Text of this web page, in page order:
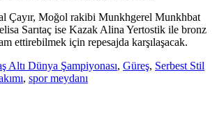
Çayır, Moğol rakibi Munkhgerel Munkhbat
Sarıtaç ise Kazak Alina Yertostik ile bronz
ettirebilmek için repesajda karşılaşacak.
Altı Dünya Şampiyonası, Güreş, Serbest Stil
, spor meydanı